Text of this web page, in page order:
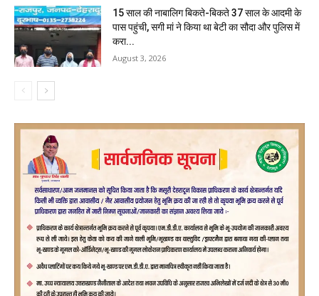
15 साल की नाबालिग बिकते-बिकते 37 साल के आदमी के
पास पहुंची, सगी मां ने किया था बेटी का सौदा और पुलिस में
करा...
August 3, 2026